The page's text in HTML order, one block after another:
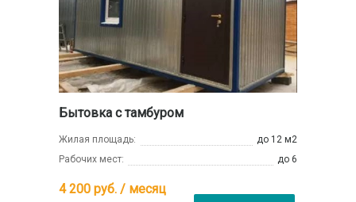
Бытовка с тамбуром
Жилая площадь:
до 12 м2
Рабочих мест:
до 6
4 200 руб. / месяц